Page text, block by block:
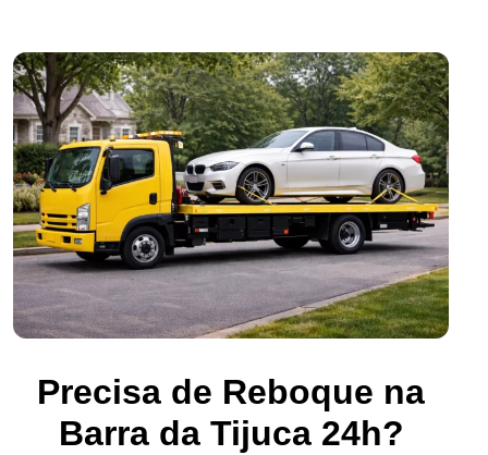
Precisa de Reboque na
Barra da Tijuca 24h?